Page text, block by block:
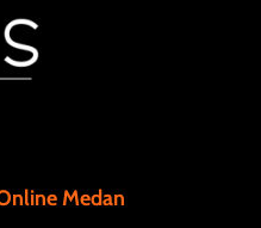
Medan